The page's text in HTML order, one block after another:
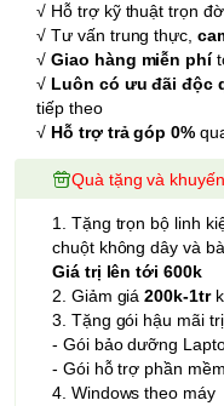
√ Hỗ trợ kỹ thuật trọn
√ Tư vấn trung thực,
√Giao hàng miễn phí
√ Luôn có ưu đãi độc
tiếp theo
√ Hỗ trợ trả góp 0%
Quà tặng và
1. Tặng trọn bộ linh
chuột không dây và
Giá trị lên tới 600k
2. Giảm giá200k-1tr
3. Tặng gói hậu mãi
- Gói bảo dưỡng
- Gói hỗ trợ phần mềm
4. Windows theo máy